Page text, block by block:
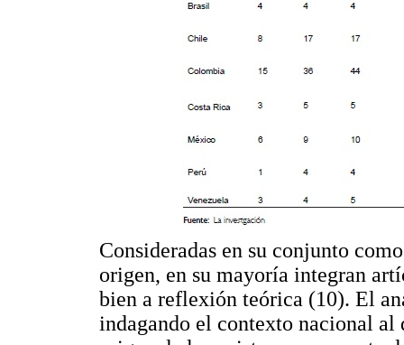
Consideradas en su conjunto
origen, en su mayoría integran
bien a reflexión teórica (10). El
indagando el contexto nacional al